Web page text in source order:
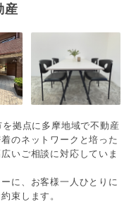
産
拠点に多摩地域で不動産
のネットワークと培った
いご相談に対応していま
に、お客様一人ひとりに
束します。